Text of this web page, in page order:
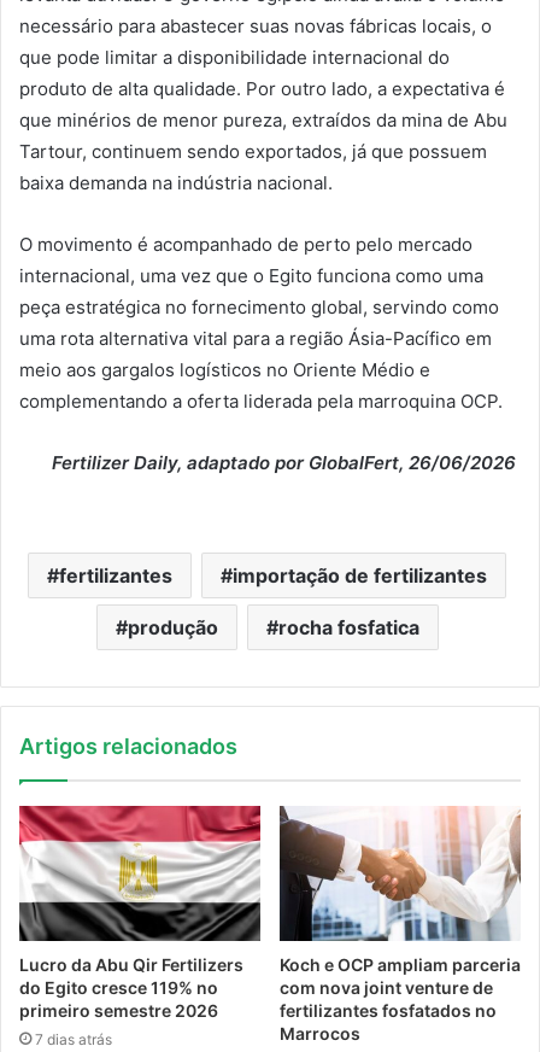
necessário para abastecer suas novas fábricas locais, o
que pode limitar a disponibilidade internacional do
produto de alta qualidade. Por outro lado, a expectativa é
que minérios de menor pureza, extraídos da mina de Abu
Tartour, continuem sendo exportados, já que possuem
baixa demanda na indústria nacional.
O movimento é acompanhado de perto pelo mercado
internacional, uma vez que o Egito funciona como uma
peça estratégica no fornecimento global, servindo como
uma rota alternativa vital para a região Ásia-Pacífico em
meio aos gargalos logísticos no Oriente Médio e
complementando a oferta liderada pela marroquina OCP.
Fertilizer Daily, adaptado por GlobalFert, 26/06/2026
fertilizantes importação de fertilizantes
produção rocha fosfatica
Artigos relacionados
Lucro da Abu Qir Fertilizers
do Egito cresce 119% no
primeiro semestre 2026
7 dias atrás
Koch e OCP ampliam parceria
com nova joint venture de
fertilizantes fosfatados no
Marrocos